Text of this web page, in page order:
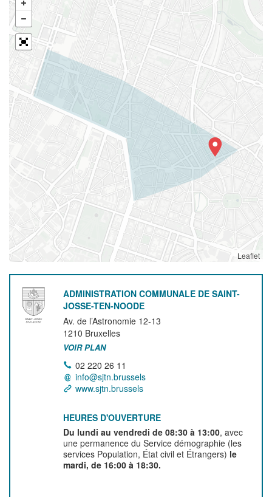
Leaflet
ADMINISTRATION COMMUNALE DE SAINT-
JOSSE-TEN-NOODE
Av. de l’Astronomie 12-13
1210 Bruxelles
VOIR PLAN
02 220 26 11
info@sjtn.brussels
www.sjtn.brussels
HEURES D'OUVERTURE
Du lundi au vendredi de 08:30 à 13:00, avec
une permanence du Service démographie (les
services Population, État civil et Étrangers) le
mardi, de 16:00 à 18:30.